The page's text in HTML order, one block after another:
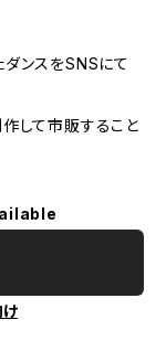
ダンスをSNSにて
して市販すること